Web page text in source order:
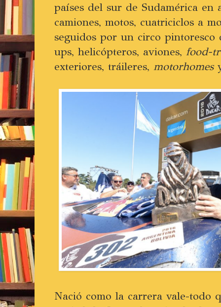
países del sur de Sudamérica en
camiones, motos, cuatriciclos a
seguidos por un circo pintoresco
ups, helicópteros, aviones, food-
exteriores, tráileres, motorhomes
Nació como la carrera vale-todo